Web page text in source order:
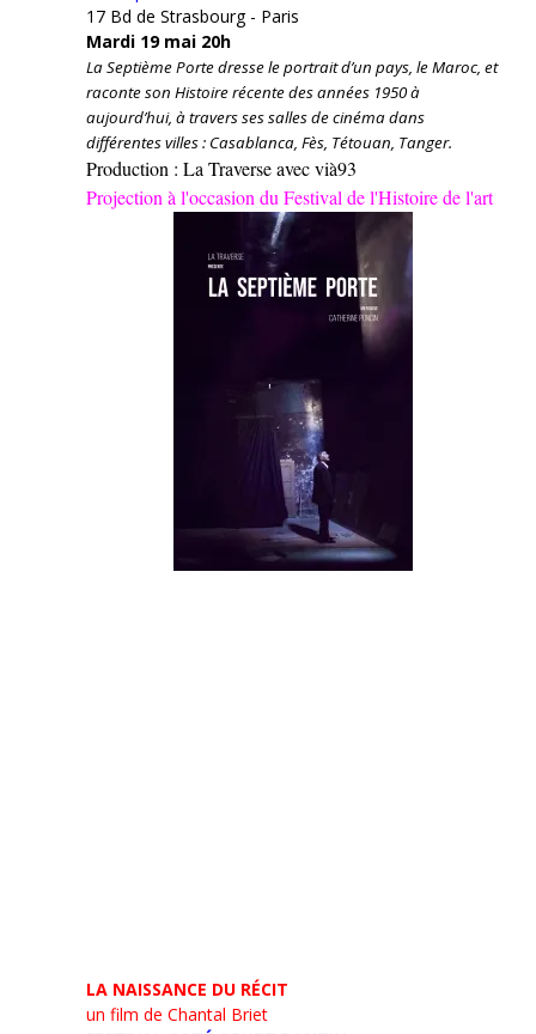
17 Bd de Strasbourg - Paris
Mardi 19 mai 20h
La Septième Porte dresse le portrait d’un pays, le Maroc, et
raconte son Histoire récente des années 1950 à
aujourd’hui, à travers ses salles de cinéma dans
différentes villes : Casablanca, Fès, Tétouan, Tanger.
Production : La Traverse avec vià93
Projection à l'occasion du Festival de l'Histoire de l'art
LA NAISSANCE DU RÉCIT
un film de Chantal Briet